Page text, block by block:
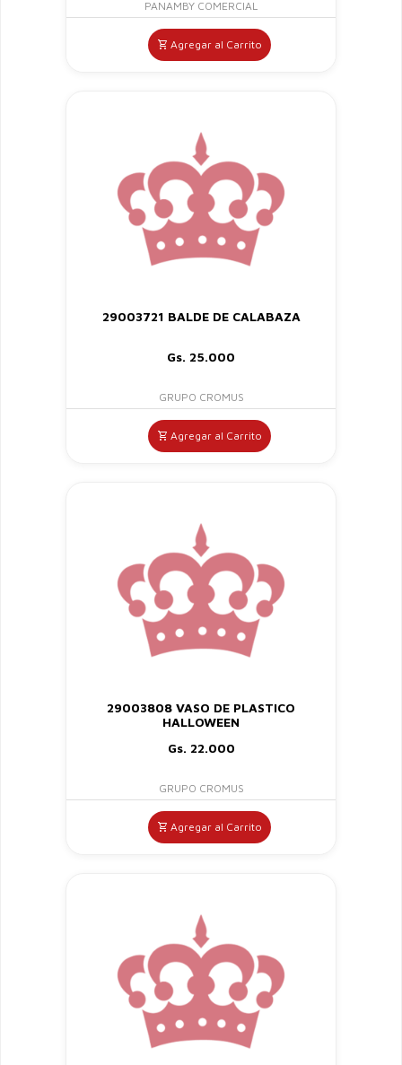
PANAMBY COMERCIAL
Agregar al Carrito
29003721 BALDE DE CALABAZA
Gs. 25.000
GRUPO CROMUS
Agregar al Carrito
29003808 VASO DE PLASTICO
HALLOWEEN
Gs. 22.000
GRUPO CROMUS
Agregar al Carrito